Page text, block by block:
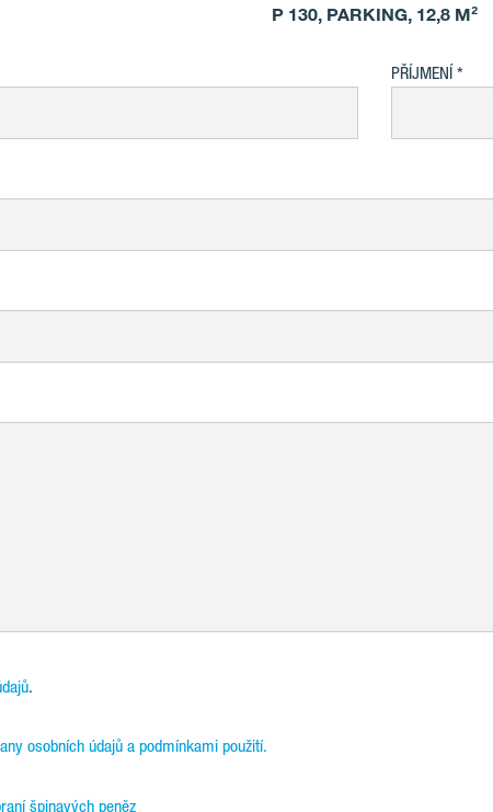
P 130, PARKING, 12,8 M²
PŘÍJMENÍ
.
osobních údajů a podmínkami použití.
špinavých peněz